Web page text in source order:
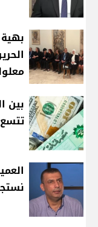
بين
تتسع